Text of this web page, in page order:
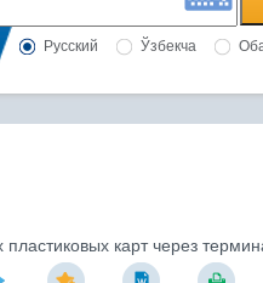
Русский Ўзбекча
карт через